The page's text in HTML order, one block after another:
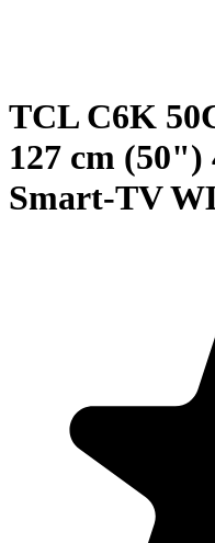
TCL C6K
127 cm
Smart-TV